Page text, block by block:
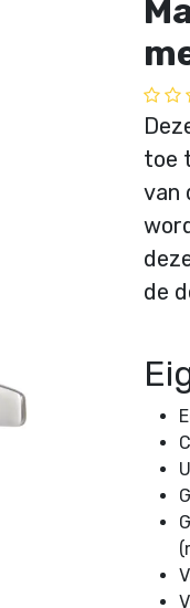
toe
van
de